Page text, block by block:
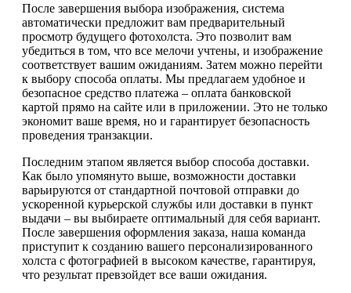
После завершения выбора изображения, система
автоматически предложит вам предварительный
просмотр будущего фотохолста. Это позволит вам
убедиться в том, что все мелочи учтены, и изображение
соответствует вашим ожиданиям. Затем можно перейти
к выбору способа оплаты. Мы предлагаем удобное и
безопасное средство платежа – оплата банковской
картой прямо на сайте или в приложении. Это не только
экономит ваше время, но и гарантирует безопасность
проведения транзакции.
Последним этапом является выбор способа доставки.
Как было упомянуто выше, возможности доставки
варьируются от стандартной почтовой отправки до
ускоренной курьерской службы или доставки в пункт
выдачи – вы выбираете оптимальный для себя вариант.
После завершения оформления заказа, наша команда
приступит к созданию вашего персонализированного
холста с фотографией в высоком качестве, гарантируя,
что результат превзойдет все ваши ожидания.